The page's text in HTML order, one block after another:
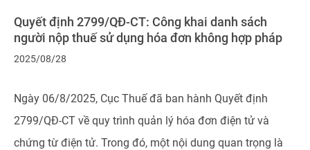
Quyết định 2799/QĐ-CT: Công khai danh sách
người nộp thuế sử dụng hóa đơn không hợp pháp
2025/08/28
Ngày 06/8/2025, Cục Thuế đã ban hành Quyết định
2799/QĐ-CT về quy trình quản lý hóa đơn điện tử và
chứng từ điện tử. Trong đó, một nội dung quan trọng là